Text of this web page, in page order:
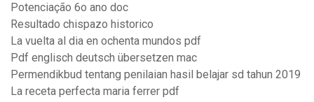
Potenciação 6o ano doc
Resultado chispazo historico
La vuelta al dia en ochenta mundos pdf
Pdf englisch deutsch übersetzen mac
Permendikbud tentang penilaian hasil belajar sd tahun 2019
La receta perfecta maria ferrer pdf